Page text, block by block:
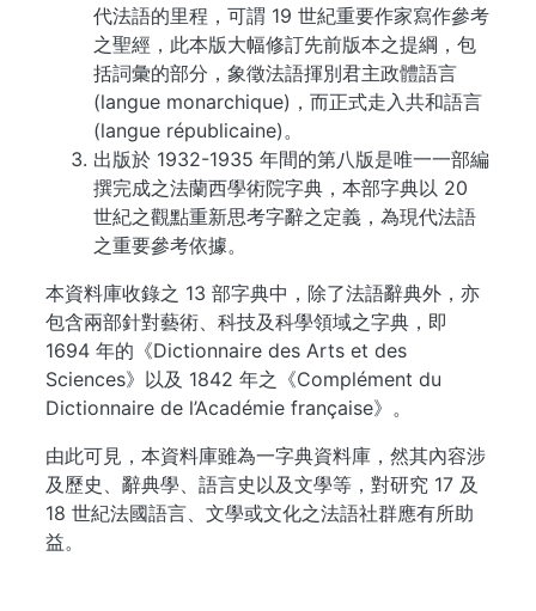
代法語的里程，可謂 19 世紀重要作家寫作參考
之聖經，此本版大幅修訂先前版本之提綱，包
括詞彙的部分，象徵法語揮別君主政體語言
(langue monarchique)，而正式走入共和語言
(langue républicaine)。
出版於 1932-1935 年間的第八版是唯一一部編
撰完成之法蘭西學術院字典，本部字典以 20
世紀之觀點重新思考字辭之定義，為現代法語
之重要參考依據。
本資料庫收錄之 13 部字典中，除了法語辭典外，亦
包含兩部針對藝術、科技及科學領域之字典，即
1694 年的《Dictionnaire des Arts et des
Sciences》以及 1842 年之《Complément du
Dictionnaire de l’Académie française》。
由此可見，本資料庫雖為一字典資料庫，然其內容涉
及歷史、辭典學、語言史以及文學等，對研究 17 及
18 世紀法國語言、文學或文化之法語社群應有所助
益。